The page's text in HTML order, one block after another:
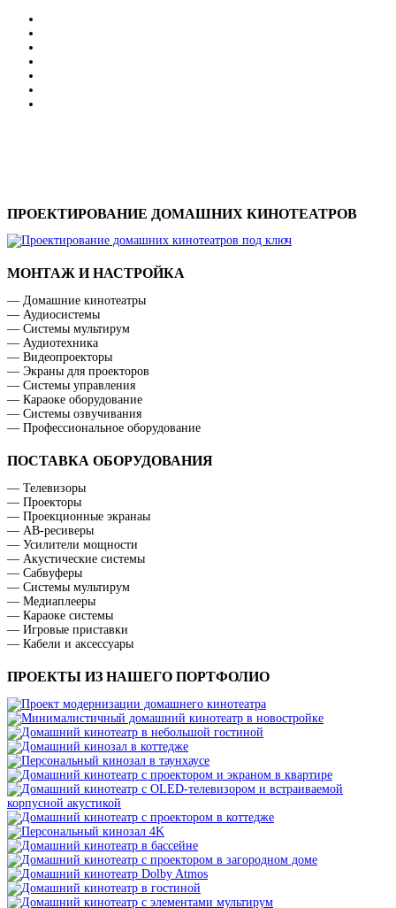
ПРОЕКТИРОВАНИЕ ДОМАШНИХ КИНОТЕАТРОВ
МОНТАЖ И НАСТРОЙКА
— Домашние кинотеатры
— Аудиосистемы
— Системы мультирум
— Аудиотехника
— Видеопроекторы
— Экраны для проекторов
— Системы управления
— Караоке оборудование
— Системы озвучивания
— Профессиональное оборудование
ПОСТАВКА ОБОРУДОВАНИЯ
— Телевизоры
— Проекторы
— Проекционные экранаы
— АВ-ресиверы
— Усилители мощности
— Акустические системы
— Сабвуферы
— Системы мультирум
— Медиаплееры
— Караоке системы
— Игровые приставки
— Кабели и аксессуары
ПРОЕКТЫ ИЗ НАШЕГО ПОРТФОЛИО